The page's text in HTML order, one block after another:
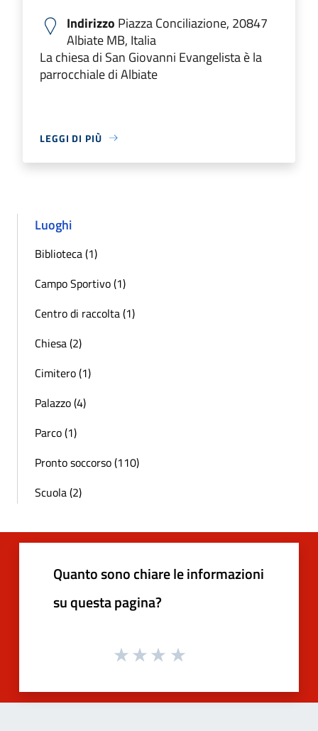
Indirizzo Piazza Conciliazione, 20847
Albiate MB, Italia
La chiesa di San Giovanni Evangelista è la
parrocchiale di Albiate
LEGGI DI PIÙ
Luoghi
Biblioteca (1)
Campo Sportivo (1)
Centro di raccolta (1)
Chiesa (2)
Cimitero (1)
Palazzo (4)
Parco (1)
Pronto soccorso (110)
Scuola (2)
Quanto sono chiare le informazioni
su questa pagina?